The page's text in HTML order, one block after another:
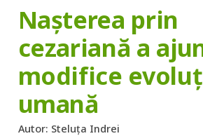
Nașterea prin
cezariană a
modifice
umană
Autor: Steluța Indrei